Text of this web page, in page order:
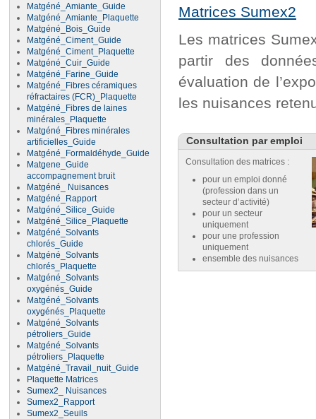
Matgéné_Amiante_Guide
Matgéné_Amiante_Plaquette
Matgéné_Bois_Guide
Matgéné_Ciment_Guide
Matgéné_Ciment_Plaquette
Matgéné_Cuir_Guide
Matgéné_Farine_Guide
Matgéné_Fibres céramiques
réfractaires (FCR)_Plaquette
Matgéné_Fibres de laines
minérales_Plaquette
Matgéné_Fibres minérales
artificielles_Guide
Matgéné_Formaldéhyde_Guide
Matgene_Guide
accompagnement bruit
Matgéné_ Nuisances
Matgéné_Rapport
Matgéné_Silice_Guide
Matgéné_Silice_Plaquette
Matgéné_Solvants
chlorés_Guide
Matgéné_Solvants
chlorés_Plaquette
Matgéné_Solvants
oxygénés_Guide
Matgéné_Solvants
oxygénés_Plaquette
Matgéné_Solvants
pétroliers_Guide
Matgéné_Solvants
pétroliers_Plaquette
Matgéné_Travail_nuit_Guide
Plaquette Matrices
Sumex2_ Nuisances
Sumex2_Rapport
Sumex2_Seuils
Matrices Sumex2
Les matrices
partir des
évaluation de
les nuisances
Consultation par emploi
Consultation des matrices :
pour un emploi donné
(profession dans un
secteur d’activité)
pour un secteur
uniquement
pour une profession
uniquement
ensemble des nuisances